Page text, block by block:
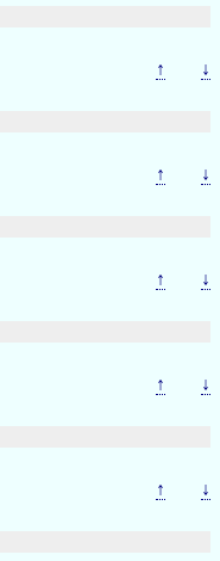
↑ ↓
↑ ↓
↑ ↓
↑ ↓
↑ ↓